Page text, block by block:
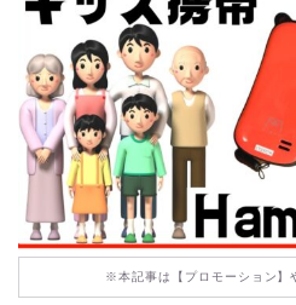
※本記事は【プロモーション】